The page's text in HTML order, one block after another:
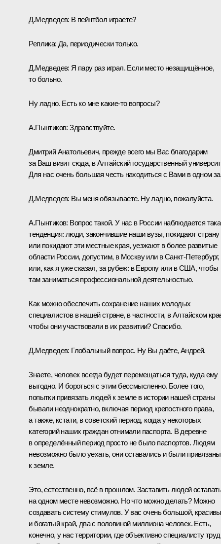
Д.Медведев: В пейнтбол играете?
Реплика: Да, периодически только.
Д.Медведев: Я пару раз играл. Если место незащищённое,
то больно.
Ну ладно. Есть ко мне какие‑то вопросы?
А.Пынтиков:Здравствуйте.
Дмитрий Анатольевич, прежде всего мы Вас благодарим
за Ваш визит сюда, в Алтайский государственный
Для нас очень большая честь находиться с Вами в одном
Д.Медведев: Вы меня обязываете. Ну ладно, пожалуйста.
А.Пынтиков: Вопрос такой. У нас в России наблюдается
тенденция: люди, закончившие наши вузы, покидают страну
или покидают эти местные края, уезжают в более развитые
области России, допустим, в Москву или в Санкт-Петербург,
или, как я уже сказал, за рубеж: в Европу или в США, чтобы
там заниматься профессиональной деятельностью.
Как можно обеспечить сохранение наших молодых
специалистов в нашей стране, в частности, в Алтайском
чтобы они участвовали в их развитии? Спасибо.
Д.Медведев: Глобальный вопрос. Ну Вы даёте, Андрей.
Знаете, человек всегда будет перемещаться туда, куда ему
выгодно. И бороться с этим бессмысленно. Более того,
попытки привязать людей к земле в истории нашей страны
бывали неоднократно, включая период крепостного права,
а также, кстати, в советский период, когда у некоторых
категорий наших граждан отнимали паспорта. В деревне
в определённый период просто не было паспортов. Людям
невозможно было уехать, они оставались и были привязаны
к земле.
Это, естественно, всё в прошлом. Заставить людей
на одном месте невозможно. Но что можно делать? Можно
создавать систему стимулов. У вас очень большой,
и богатый край, два с половиной миллиона человек. Есть,
конечно, у нас территории, где объективно специалисту